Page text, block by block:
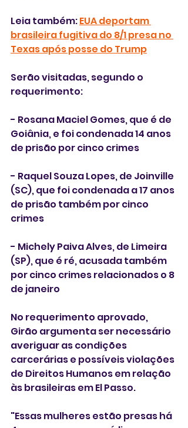
Leia também: EUA deportam
brasileira fugitiva do 8/1 presa no
Texas após posse do Trump
Serão visitadas, segundo o
requerimento:
- Rosana Maciel Gomes, que é de
Goiânia, e foi condenada 14 anos
de prisão por cinco crimes
- Raquel Souza Lopes, de Joinville
(SC), que foi condenada a 17 anos
de prisão também por cinco
crimes
- Michely Paiva Alves, de Limeira
(SP), que é ré, acusada também
por cinco crimes relacionados o 8
de janeiro
No requerimento aprovado,
Girão argumenta ser necessário
averiguar as condições
carcerárias e possíveis violações
de Direitos Humanos em relação
às brasileiras em El Passo.
"Essas mulheres estão presas há